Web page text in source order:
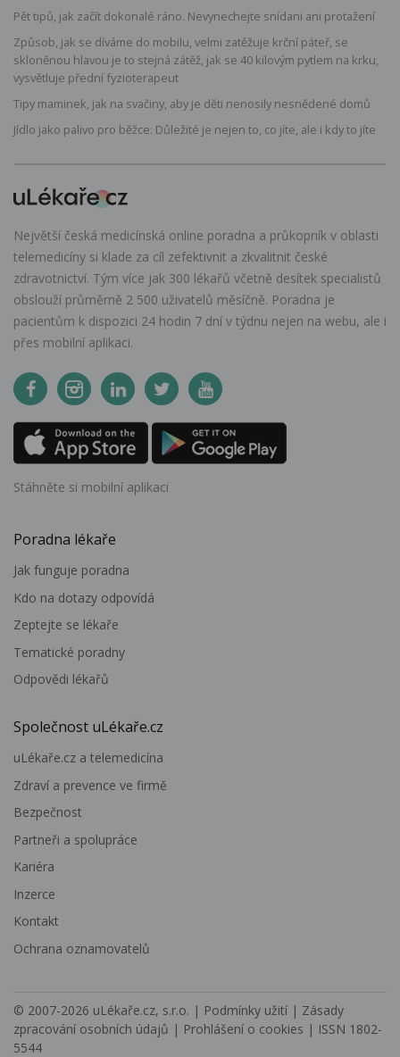
Pět tipů, jak začít dokonalé ráno. Nevynechejte snídani ani protažení
Způsob, jak se díváme do mobilu, velmi zatěžuje krční páteř, se
skloněnou hlavou je to stejná zátěž, jak se 40 kilovým pytlem na krku,
vysvětluje přední fyzioterapeut
Tipy maminek, jak na svačiny, aby je děti nenosily nesnědené domů
Jídlo jako palivo pro běžce: Důležité je nejen to, co jíte, ale i kdy to jíte
Největší česká medicínská online poradna a průkopník v oblasti
telemedicíny si klade za cíl zefektivnit a zkvalitnit české
zdravotnictví. Tým více jak 300 lékařů včetně desítek specialistů
obslouží průměrně 2 500 uživatelů měsíčně. Poradna je
pacientům k dispozici 24 hodin 7 dní v týdnu nejen na webu, ale i
přes mobilní aplikaci.
Stáhněte si mobilní aplikaci
Poradna lékaře
Jak funguje poradna
Kdo na dotazy odpovídá
Zeptejte se lékaře
Tematické poradny
Odpovědi lékařů
Společnost uLékaře.cz
uLékaře.cz a telemedicína
Zdraví a prevence ve firmě
Bezpečnost
Partneři a spolupráce
Kariéra
Inzerce
Kontakt
Ochrana oznamovatelů
© 2007-2026 uLékaře.cz, s.r.o. | Podmínky užití | Zásady
zpracování osobních údajů | Prohlášení o cookies | ISSN 1802-
5544